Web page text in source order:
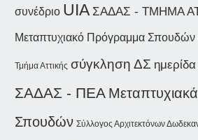
συνέδριο UIA ΣΑΔΑΣ - ΤΜΗΜΑ
Μεταπτυχιακό Πρόγραμμα Σπουδών
Τμήμα Αττικής σύγκληση ΔΣ ημερίδα
ΣΑΔΑΣ - ΠΕΑ
Σπουδών Σύλλογος Αρχιτεκτόνων